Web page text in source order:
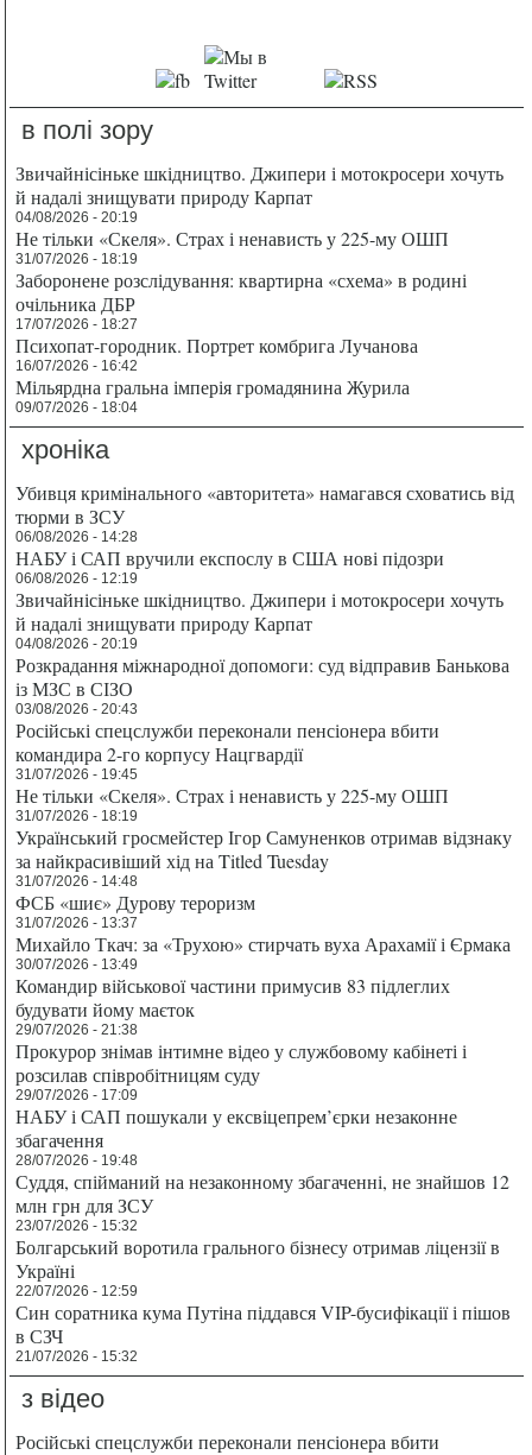
в полі зору
Звичайнісіньке шкідництво. Джипери і мотокросери хочуть
й надалі знищувати природу Карпат
04/08/2026 - 20:19
Не тільки «Скеля». Страх і ненависть у 225-му ОШП
31/07/2026 - 18:19
Заборонене розслідування: квартирна «схема» в родині
очільника ДБР
17/07/2026 - 18:27
Психопат-городник. Портрет комбрига Лучанова
16/07/2026 - 16:42
Мільярдна гральна імперія громадянина Журила
09/07/2026 - 18:04
хроніка
Убивця кримінального «авторитета» намагався сховатись від
тюрми в ЗСУ
06/08/2026 - 14:28
НАБУ і САП вручили експослу в США нові підозри
06/08/2026 - 12:19
Звичайнісіньке шкідництво. Джипери і мотокросери хочуть
й надалі знищувати природу Карпат
04/08/2026 - 20:19
Розкрадання міжнародної допомоги: суд відправив Банькова
із МЗС в СІЗО
03/08/2026 - 20:43
Російські спецслужби переконали пенсіонера вбити
командира 2-го корпусу Нацгвардії
31/07/2026 - 19:45
Не тільки «Скеля». Страх і ненависть у 225-му ОШП
31/07/2026 - 18:19
Український гросмейстер Ігор Самуненков отримав відзнаку
за найкрасивіший хід на Titled Tuesday
31/07/2026 - 14:48
ФСБ «шиє» Дурову тероризм
31/07/2026 - 13:37
Михайло Ткач: за «Трухою» стирчать вуха Арахамії і Єрмака
30/07/2026 - 13:49
Командир військової частини примусив 83 підлеглих
будувати йому маєток
29/07/2026 - 21:38
Прокурор знімав інтимне відео у службовому кабінеті і
розсилав співробітницям суду
29/07/2026 - 17:09
НАБУ і САП пошукали у ексвіцепрем’єрки незаконне
збагачення
28/07/2026 - 19:48
Суддя, спійманий на незаконному збагаченні, не знайшов 12
млн грн для ЗСУ
23/07/2026 - 15:32
Болгарський воротила грального бізнесу отримав ліцензії в
Україні
22/07/2026 - 12:59
Син соратника кума Путіна піддався VIP-бусифікації і пішов
в СЗЧ
21/07/2026 - 15:32
з відео
Російські спецслужби переконали пенсіонера вбити